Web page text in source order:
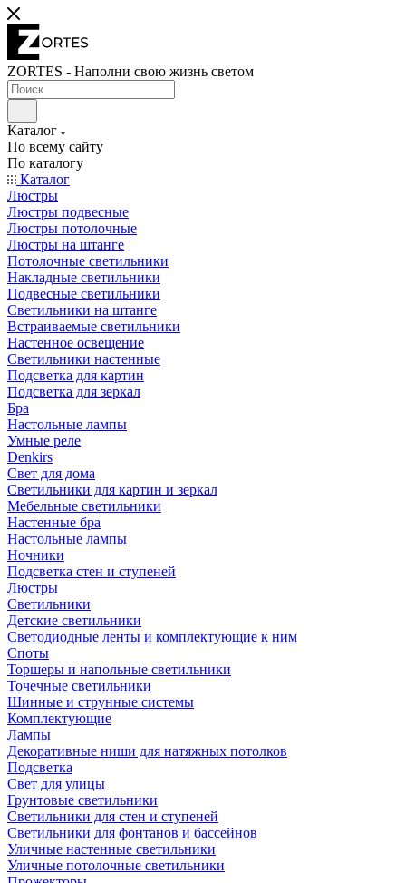
ZORTES - Наполни свою жизнь светом
Каталог
По всему сайту
По каталогу
Каталог
Люстры
Люстры подвесные
Люстры потолочные
Люстры на штанге
Потолочные светильники
Накладные светильники
Подвесные светильники
Светильники на штанге
Встраиваемые светильники
Настенное освещение
Светильники настенные
Подсветка для картин
Подсветка для зеркал
Бра
Настольные лампы
Умные реле
Denkirs
Свет для дома
Светильники для картин и зеркал
Мебельные светильники
Настенные бра
Настольные лампы
Ночники
Подсветка стен и ступеней
Люстры
Светильники
Детские светильники
Светодиодные ленты и комплектующие к ним
Споты
Торшеры и напольные светильники
Точечные светильники
Шинные и струнные системы
Комплектующие
Лампы
Декоративные ниши для натяжных потолков
Подсветка
Свет для улицы
Грунтовые светильники
Светильники для стен и ступеней
Светильники для фонтанов и бассейнов
Уличные настенные светильники
Уличные потолочные светильники